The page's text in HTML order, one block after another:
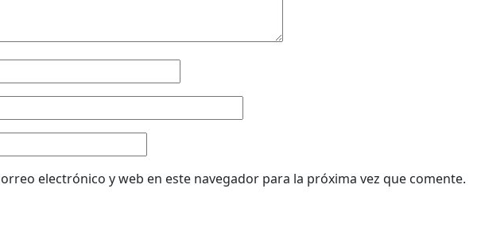
electrónico y web en este navegador para la próxima vez que comente.